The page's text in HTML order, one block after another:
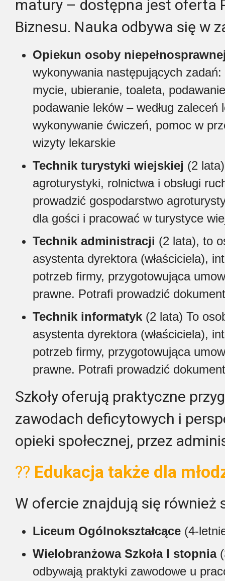
matury – dostępna jest oferta
Biznesu. Nauka odbywa się w
Opiekun osoby
wykonywania następujących
mycie, ubieranie, toaleta,
podawanie leków – według
wykonywanie ćwiczeń, pomoc w
wizyty lekarskie
Technik turystyki wiejskiej (2
agroturystyki, rolnictwa i obsługi
prowadzić gospodarstwo
dla gości i pracować w turystyce
Technik administracji (2 lata), to
asystenta dyrektora (właściciela),
potrzeb firmy, przygotowująca
prawne. Potrafi prowadzić
Technik informatyk (2 lata) To
asystenta dyrektora (właściciela),
potrzeb firmy, przygotowująca
prawne. Potrafi prowadzić
Szkoły oferują praktyczne
zawodach deficytowych i
opieki społecznej, przez
?‍? Edukacja także dla
W ofercie znajdują się również
Liceum Ogólnokształcące (4-
Wielobranżowa Szkoła I stopnia
odbywają praktyki zawodowe u